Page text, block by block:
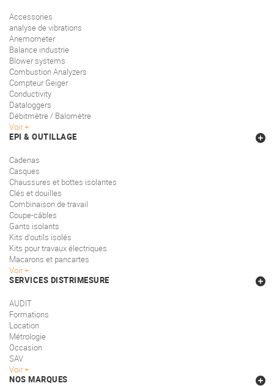
Accessories
analyse de vibrations
Anemometer
Balance industrie
Blower systems
Combustion Analyzers
Compteur Geiger
Conductivity
Dataloggers
Débitmètre / Balomètre
Voir
EPI & OUTILLAGE
Cadenas
Casques
Chaussures et bottes isolantes
Clés et douilles
Combinaison de travail
Coupe-câbles
Gants isolants
Kits d'outils isolés
Kits pour travaux électriques
Macarons et pancartes
Voir
SERVICES DISTRIMESURE
AUDIT
Formations
Location
Métrologie
Occasion
SAV
Voir
NOS MARQUES